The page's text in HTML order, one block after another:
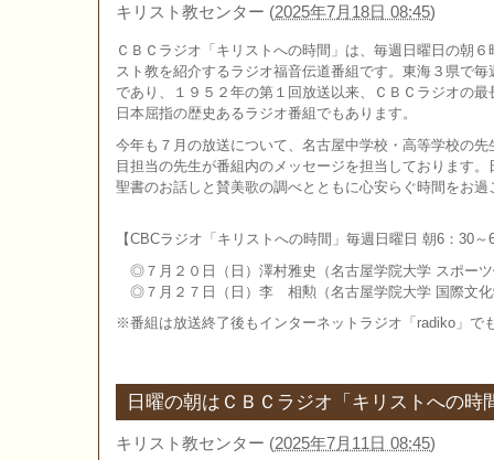
キリスト教センター (2025年7月18日 08:45)
ＣＢＣラジオ「キリストへの時間」は、毎週日曜日の朝
スト教を紹介するラジオ福音伝道番組です。東海３県で
であり、１９５２年の第１回放送以来、ＣＢＣラジオの
日本屈指の歴史あるラジオ番組でもあります。
今年も７月の放送について、名古屋中学校・高等学校の
目担当の先生が番組内のメッセージを担当しております
聖書のお話しと賛美歌の調べとともに心安らぐ時間をお過
【CBCラジオ「キリストへの時間」毎週日曜日 朝6：30～
◎７月２０日（日）澤村雅史（名古屋学院大学 スポー
◎７月２７日（日）李 相勲（名古屋学院大学 国際文化
※番組は放送終了後もインターネットラジオ「radiko」で
日曜の朝はＣＢＣラジオ「キリストへの時
キリスト教センター (2025年7月11日 08:45)